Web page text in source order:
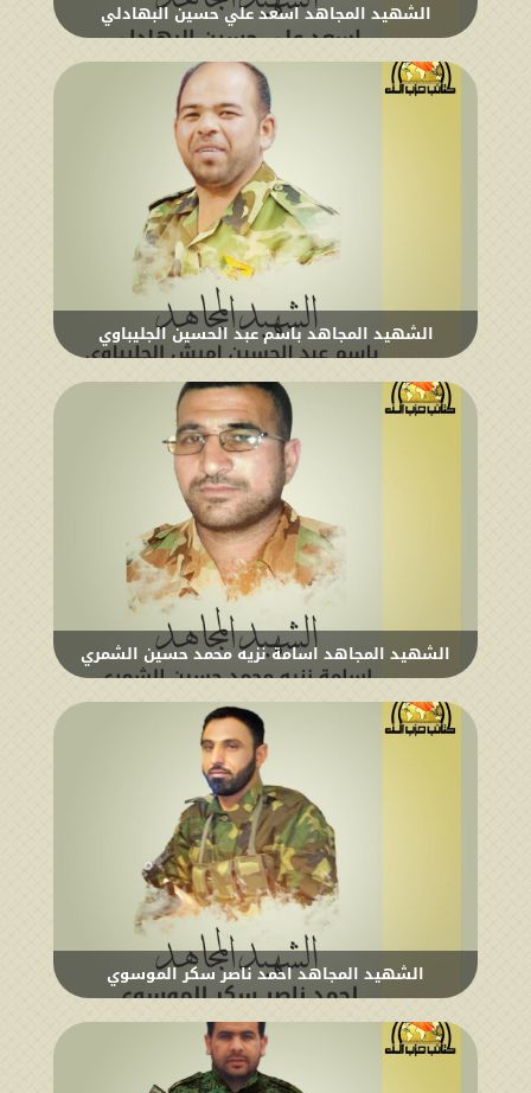
الشهيد المجاهد اسعد علي حسين البهادلي
الشهيد المجاهد باسم عبد الحسين الجليباوي
الشهيد المجاهد اسامة نزيه محمد حسين الشمري
الشهيد المجاهد احمد ناصر سكر الموسوي